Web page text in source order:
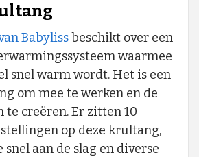
Babylissbeschikt over een
waarmee
snel warm wordt. Het is een
om mee te werken en de
creëren. Er zitten 10
op deze krultang,
aan de slag en diverse